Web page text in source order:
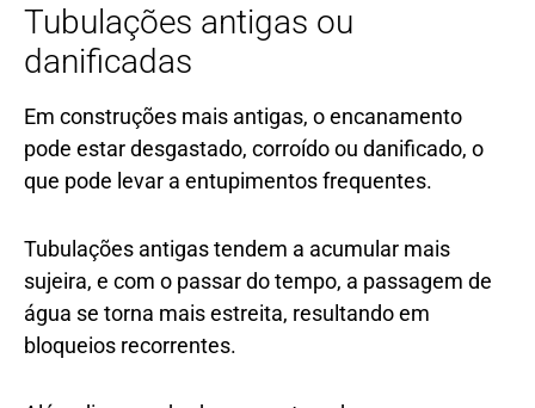
Tubulações antigas ou
danificadas
Em construções mais antigas, o encanamento
pode estar desgastado, corroído ou danificado, o
que pode levar a entupimentos frequentes.
Tubulações antigas tendem a acumular mais
sujeira, e com o passar do tempo, a passagem de
água se torna mais estreita, resultando em
bloqueios recorrentes.